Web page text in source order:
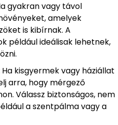
gyakran vagy távol
amelyek
is kibírnak. A
például ideálisak lehetnek,
Ha kisgyermek vagy háziállat
arra, hogy mérgező
Válassz biztonságos, nem
a szentpálma vagy a